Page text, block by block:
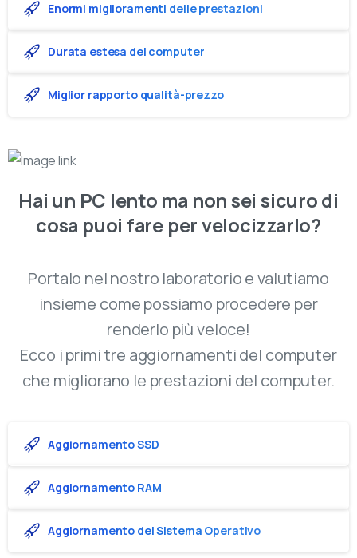
Enormi miglioramenti delle prestazioni
Durata estesa del computer
Miglior rapporto qualità-prezzo
Hai un PC lento ma nonsei sicurodi
cosa puoi fare pervelocizzarlo?
Portalo nel nostro laboratorio e valutiamo
insieme come possiamo procedere per
renderlo più veloce!
Ecco i primi tre aggiornamenti del computer
che migliorano le prestazioni del computer.
Aggiornamento SSD
Aggiornamento RAM
Aggiornamento del Sistema Operativo